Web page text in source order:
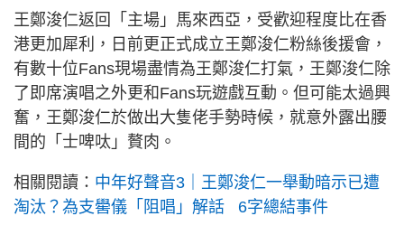
王鄭浚仁返回「主場」馬來西亞，受歡迎程度比在香
港更加犀利，日前更正式成立王鄭浚仁粉絲後援會，
有數十位Fans現場盡情為王鄭浚仁打氣，王鄭浚仁除
了即席演唱之外更和Fans玩遊戲互動。但可能太過興
奮，王鄭浚仁於做出大隻佬手勢時候，就意外露出腰
間的「士啤呔」贅肉。
相關閱讀： 中年好聲音3｜王鄭浚仁一舉動暗示已遭
淘汰？為支嚳儀「阻唱」解話 6字總結事件